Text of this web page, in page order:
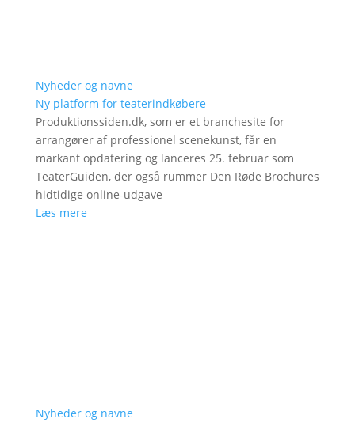
Nyheder og navne
Ny platform for teaterindkøbere
Produktionssiden.dk, som er et branchesite for
arrangører af professionel scenekunst, får en
markant opdatering og lanceres 25. februar som
TeaterGuiden, der også rummer Den Røde Brochures
hidtidige online-udgave
Læs mere
Nyheder og navne